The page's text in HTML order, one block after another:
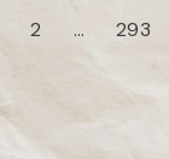
2 … 293